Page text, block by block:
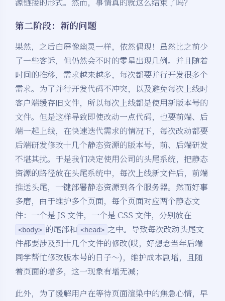
源链接的形式。然而，事情真的就这么结束了吗？
第二阶段：新的问题
果然，之后白屏像幽灵一样，依然偶现！虽然比之前少
了一些客诉，但仍然会不时的零星出现几例。并且随着
时间的推移，需求越来越多，每次都要并行开发很多个
需求。为了并行开发代码不冲突，以及避免每次上线时
客户端缓存旧文件，所以每次上线都是使用新版本号的
文件。但是这样导致即使改动一点代码，也要前端、后
端一起上线，在快速迭代需求的情况下，每次改动都要
后端研发修改十几个静态资源的版本号，前、后端研发
不堪其扰。于是我们决定使用公司的头尾系统，把静态
资源的路径放在头尾系统中，每次上线新文件后，前端
推送头尾，一键部署静态资源到各个服务器。然而好事
多磨，由于维护多个页面，每个页面对应两个静态文
件：一个是 JS 文件，一个是 CSS 文件，分别放在
<body> 的尾部和 <head> 之中。导致每次改动头尾文
件都要涉及到十几个文件的修改(哎，好想念当年后端
同学帮忙修改版本号的日子～)，维护成本剧增，且随
着页面的增多，这一现象有增无减；
此外，为了缓解用户在等待页面渲染中的焦急心情，早